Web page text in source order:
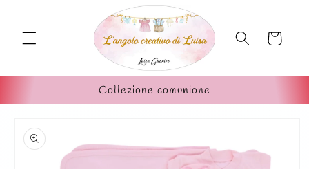
ai contenuti
Carrello
Collezione comunione
informazioni
sul prodotto